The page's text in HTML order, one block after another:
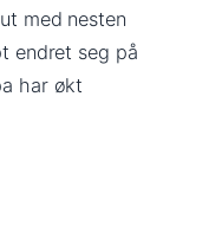
med nesten
endret seg på
har økt